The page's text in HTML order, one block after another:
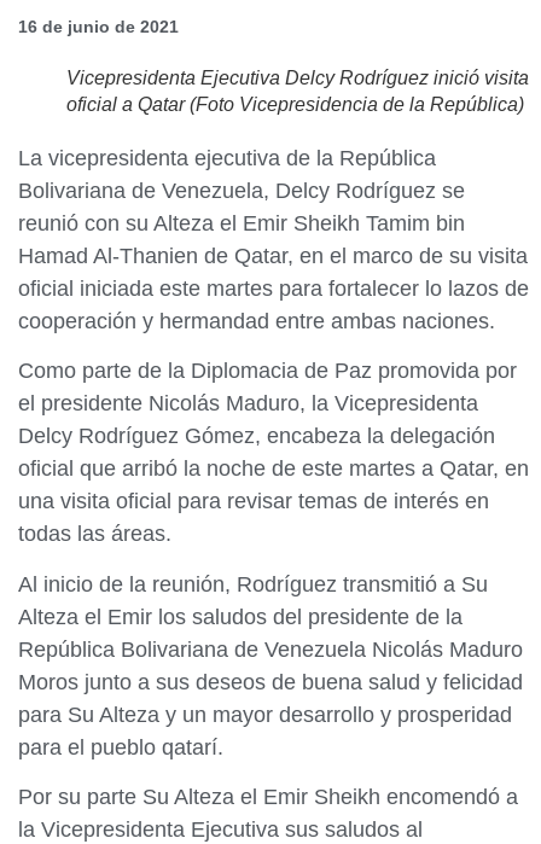
16 de junio de 2021
Vicepresidenta Ejecutiva Delcy Rodríguez inició visita
oficial a Qatar (Foto Vicepresidencia de la República)
La vicepresidenta ejecutiva de la República
Bolivariana de Venezuela, Delcy Rodríguez se
reunió con su Alteza el Emir Sheikh Tamim bin
Hamad Al-Thanien de Qatar, en el marco de su visita
oficial iniciada este martes para fortalecer lo lazos de
cooperación y hermandad entre ambas naciones.
Como parte de la Diplomacia de Paz promovida por
el presidente Nicolás Maduro, la Vicepresidenta
Delcy Rodríguez Gómez, encabeza la delegación
oficial que arribó la noche de este martes a Qatar, en
una visita oficial para revisar temas de interés en
todas las áreas.
Al inicio de la reunión, Rodríguez transmitió a Su
Alteza el Emir los saludos del presidente de la
República Bolivariana de Venezuela Nicolás Maduro
Moros junto a sus deseos de buena salud y felicidad
para Su Alteza y un mayor desarrollo y prosperidad
para el pueblo qatarí.
Por su parte Su Alteza el Emir Sheikh encomendó a
la Vicepresidenta Ejecutiva sus saludos al